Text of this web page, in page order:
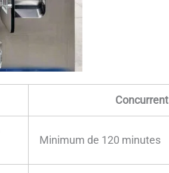
Concurrent
Minimum de 120 minutes